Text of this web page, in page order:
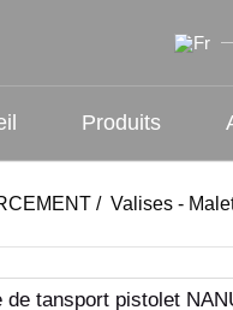
Produits
/ Valises -